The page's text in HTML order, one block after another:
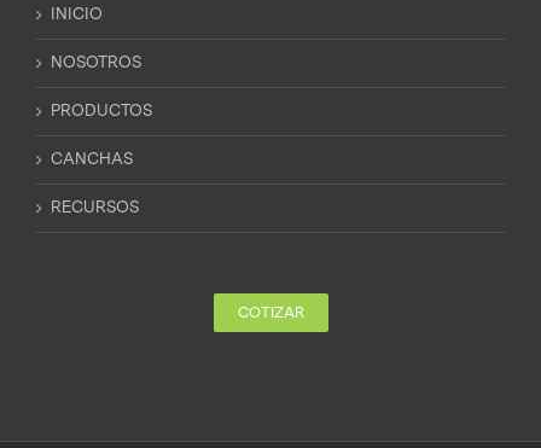
INICIO
NOSOTROS
PRODUCTOS
CANCHAS
RECURSOS
COTIZAR